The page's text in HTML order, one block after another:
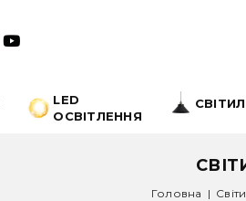
LED
ОСВІТЛЕННЯ
Головна |